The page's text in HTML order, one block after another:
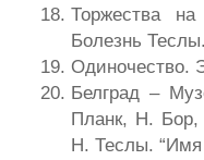
Торжества
Болезнь
Одиночество.
Белград –
Планк, Н. Бор,
Н. Теслы. “Имя